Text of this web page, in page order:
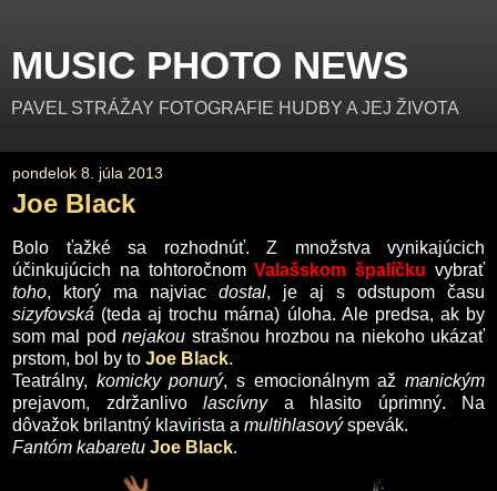
MUSIC PHOTO NEWS
PAVEL STRÁŽAY FOTOGRAFIE HUDBY A JEJ ŽIVOTA
pondelok 8. júla 2013
Joe Black
Bolo ťažké sa rozhodnúť. Z množstva vynikajúcich
účinkujúcich na tohtoročnomValašskom špalíčku vybrať
toho, ktorý ma najviac dostal,
je aj s odstupom času
sizyfovská (teda aj trochu márna) úloha. Ale predsa, ak by
som mal podnejakou strašnou hrozbou na niekoho ukázať
prstom, bol by to Joe Black.
Teatrálny, komicky ponurý, s emocionálnym ažmanickým
prejavom, zdržanlivo lascívny a hlasito úprimný. Na
dôvažok brilantný klavirista a multihlasovýspevák.
Fantóm kabaretu Joe Black.